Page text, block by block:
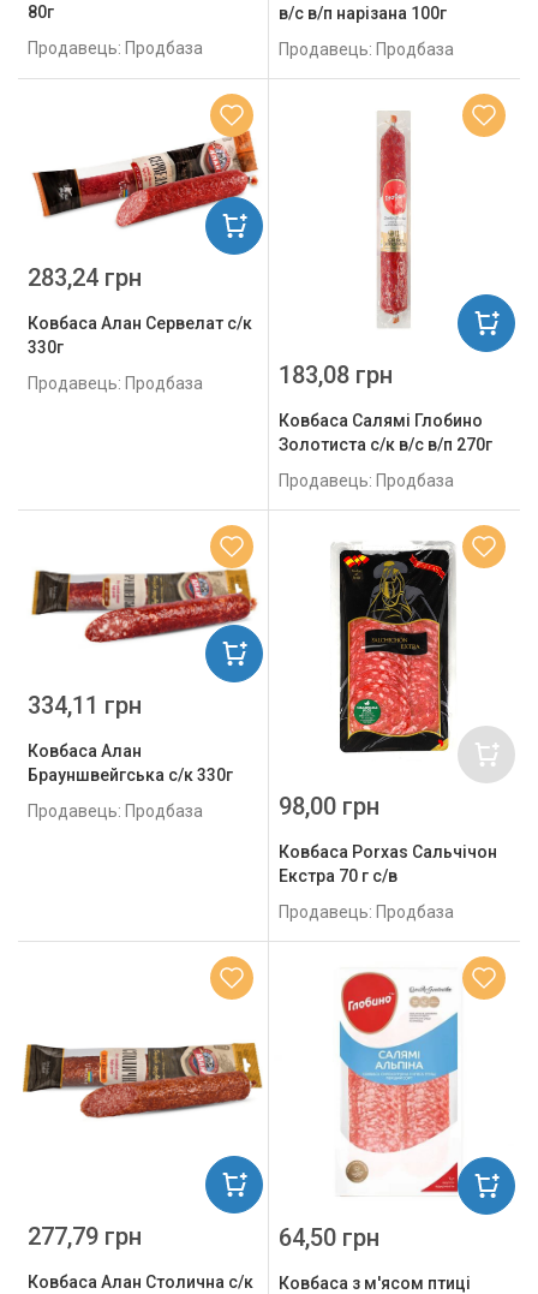
80г
Продавець: Продбаза
в/с в/п нарізана 100г
Продавець: Продбаза
Ковбаса Алан Сервелат с/к
330г
Продавець: Продбаза
283,24 грн
Ковбаса Салямі Глобино
Золотиста с/к в/с в/п 270г
Продавець: Продбаза
183,08 грн
Ковбаса Алан
Брауншвейгська с/к 330г
Продавець: Продбаза
334,11 грн
Ковбаса Porxas Сальчічон
Екстра 70 г с/в
Продавець: Продбаза
98,00 грн
Ковбаса Алан Столична с/к
277,79 грн
Ковбаса з м'ясом птиці
64,50 грн